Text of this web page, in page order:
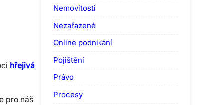
hřejivá
pro náš
Nemovitosti
Nezařazené
Online podnikání
Pojištění
Právo
Procesy